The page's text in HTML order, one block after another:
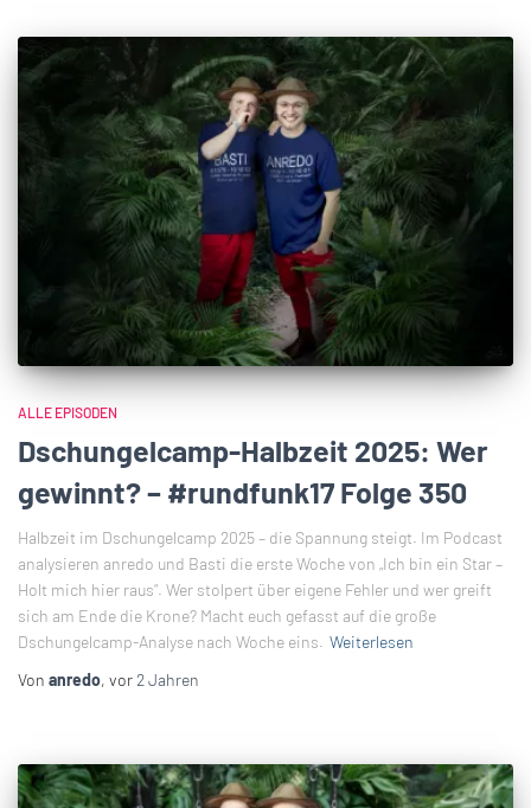
ALLE EPISODEN
Dschungelcamp-Halbzeit 2025: Wer
gewinnt? – #rundfunk17 Folge 350
Halbzeit im Dschungelcamp 2025 – die Spannung steigt. Im Podcast
analysieren anredo und Basti die erste Woche von „Ich bin ein Star –
Holt mich hier raus“. Wer stolpert über eigene Fehler und wer greift
sich am Ende die Krone? Macht euch gefasst auf die große
Dschungelcamp-Analyse nach Woche eins. Weiterlesen
Von anredo, vor 2 Jahren